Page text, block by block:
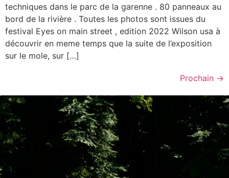
techniques dans le parc de la garenne . 80 panneaux au
bord de la rivière . Toutes les photos sont issues du
festival Eyes on main street , edition 2022 Wilson usa à
découvrir en meme temps que la suite de l’exposition
sur le mole, sur […]
Prochain →